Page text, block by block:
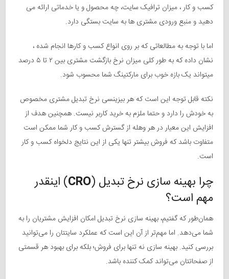
کسب و کار ، میزان ترافیک سایت، چه محصول و یا خدماتی ارائه می
دهید و منبع ورودی مشتری ها به سایت بستگی دارد.
اما با توجه به مطالعاتی که بر روی انواع کسب و کارها انجام شده ،
نشان داده که به طور کلی میزان نرخ بازگشت مشتری بین ۲ تا ۵ درصد
میتواند یک بازه خوب برای مارکتینگ شما محسوب شود.
نکته قابل توجه این است که هر بیزینسی نرخ تبدیل مشتری مخصوص
به خودش را دارد و حتما ملزم به خرید کاربر نیست. همچنین هدف از
افزایش این معیار در هر وهله از گسترش کسب و کار شما ممکن است
متفاوت باشد که فروش بیشتر تنها یکی از این نتایج دلخواه کسب و کار
است.
چرا بهینه سازی نرخ تبدیل (CRO) اینقدر
مهم است؟
همان‌طور که گفتیم، بهینه سازی نرخ تبدیل امکان افزایش مشتریان را به
شما می‌دهد. اما مهم‌تر از آن این است که عملکرد سایتتان را می‌توانید
بررسی کنید. بهینه سازی نه تنها برای فروش؛ بلکه برای بهبود هر قسمتی
از صفحاتتان می‌تواند کمک کننده باشد.